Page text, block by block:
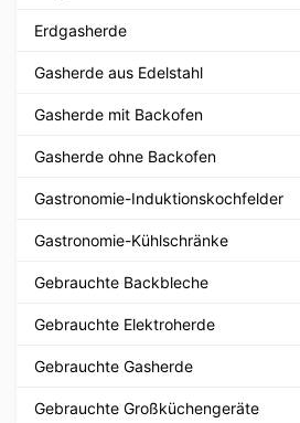
Erdgasherde
Gasherde aus Edelstahl
Gasherde mit Backofen
Gasherde ohne Backofen
Gastronomie-Induktionskochfelder
Gastronomie-Kühlschränke
Gebrauchte Backbleche
Gebrauchte Elektroherde
Gebrauchte Gasherde
Gebrauchte Großküchengeräte